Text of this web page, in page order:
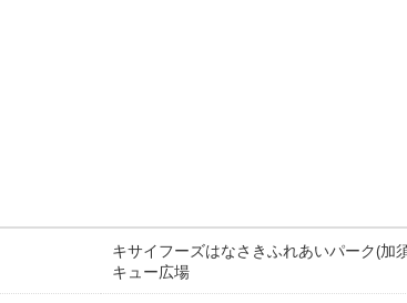
キサイフーズはなさきふれあいパーク(加
キュー広場